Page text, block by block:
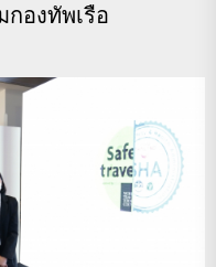
กองทัพเรือ